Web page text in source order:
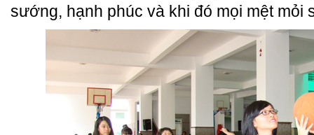
sướng, hạnh phúc và khi đó mọi mệt mỏi